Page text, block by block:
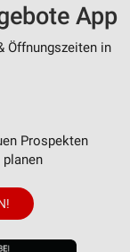
App
Öffnungszeiten in
Prospekten